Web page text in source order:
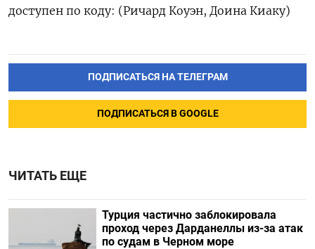
доступен по коду: (Ричард Коуэн, Доина Киаку)
ПОДПИСАТЬСЯ НА ТЕЛЕГРАМ
ПОДПИСАТЬСЯ В GOOGLE
ЧИТАТЬ ЕЩЕ
Турция частично заблокировала
проход через Дарданеллы из-за атак
по судам в Черном море